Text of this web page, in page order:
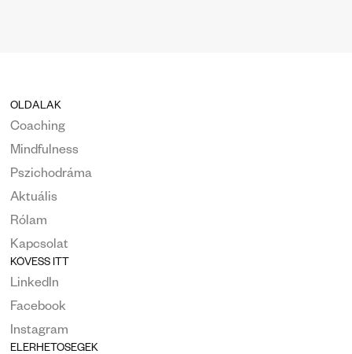
OLDALAK
Coaching
Mindfulness
Pszichodráma
Aktuális
Rólam
Kapcsolat
KÖVESS ITT
LinkedIn
Facebook
Instagram
ELÉRHETŐSÉGEK